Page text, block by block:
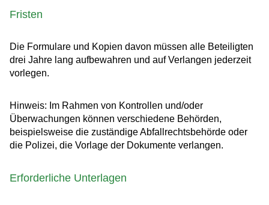
Fristen
Die Formulare und Kopien davon müssen alle Beteiligten
drei Jahre lang aufbewahren und auf Verlangen jederzeit
vorlegen.
Hinweis: Im Rahmen von Kontrollen und/oder
Überwachungen können verschiedene Behörden,
beispielsweise die zuständige Abfallrechtsbehörde oder
die Polizei, die Vorlage der Dokumente verlangen.
Erforderliche Unterlagen